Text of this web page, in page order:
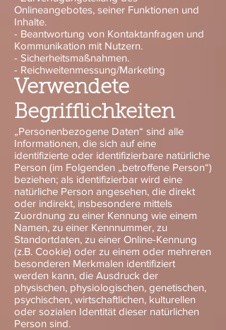
Onlineangebotes, seiner Funktionen und
Inhalte.
- Beantwortung von Kontaktanfragen und
Kommunikation mit Nutzern.
- Sicherheitsmaßnahmen.
- Reichweitenmessung/Marketing
Verwendete
Begrifflichkeiten
„Personenbezogene Daten“ sind alle
Informationen, die sich auf eine
identifizierte oder identifizierbare natürliche
Person (im Folgenden „betroffene Person“)
beziehen; als identifizierbar wird eine
natürliche Person angesehen, die direkt
oder indirekt, insbesondere mittels
Zuordnung zu einer Kennung wie einem
Namen, zu einer Kennnummer, zu
Standortdaten, zu einer Online-Kennung
(z.B. Cookie) oder zu einem oder mehreren
besonderen Merkmalen identifiziert
werden kann, die Ausdruck der
physischen, physiologischen, genetischen,
psychischen, wirtschaftlichen, kulturellen
oder sozialen Identität dieser natürlichen
Person sind.